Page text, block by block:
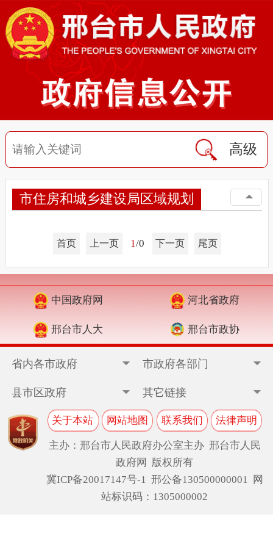
高级
市住房和城乡建设局区域规划
首页 上一页 1/0 下一页 尾页
中国政府网 河北省政府
邢台市人大 邢台市政协
省内各市政府 市政府各部门
县市区政府 其它链接
关于本站 网站地图 联系我们 法律声明
主办：邢台市人民政府办公室主办 邢台市人民
政府网 版权所有
冀ICP备20017147号-1 邢公备130500000001 网
站标识码：1305000002